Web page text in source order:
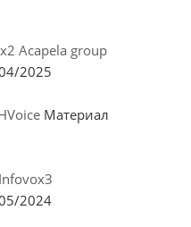
Acapela group
2025
Материал
2024